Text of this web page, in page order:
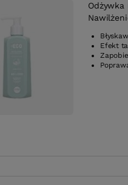
Odżywka
Efekt